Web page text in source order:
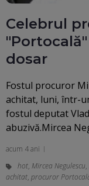
Celebrul
dosar
Fostul procuror
achitat, luni, într-
fostul deputat
abuzivă.Mircea
acum 4 ani
hot, Mircea Negulescu,
achitat, procuror